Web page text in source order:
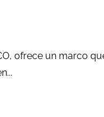
ofrece un marco